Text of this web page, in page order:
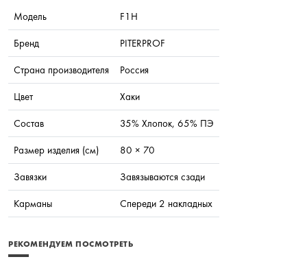
Модель
F1H
Бренд
PITERPROF
Страна производителя
Россия
Цвет
Хаки
Состав
35% Хлопок, 65% ПЭ
Размер изделия (см)
80 × 70
Завязки
Завязываются сзади
Карманы
Спереди 2 накладных
РЕКОМЕНДУЕМ ПОСМОТРЕТЬ